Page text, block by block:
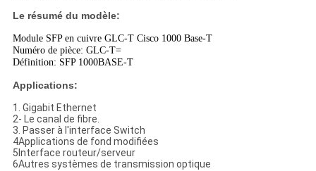
Le résumé du modèle:
Module SFP en cuivre GLC-T Cisco 1000 Base-T
Numéro de pièce: GLC-T=
Définition: SFP 1000BASE-T
Applications:
1. Gigabit Ethernet
2- Le canal de fibre.
3. Passer à l'interface Switch
4Applications de fond modifiées
5Interface routeur/serveur
6Autres systèmes de transmission optique